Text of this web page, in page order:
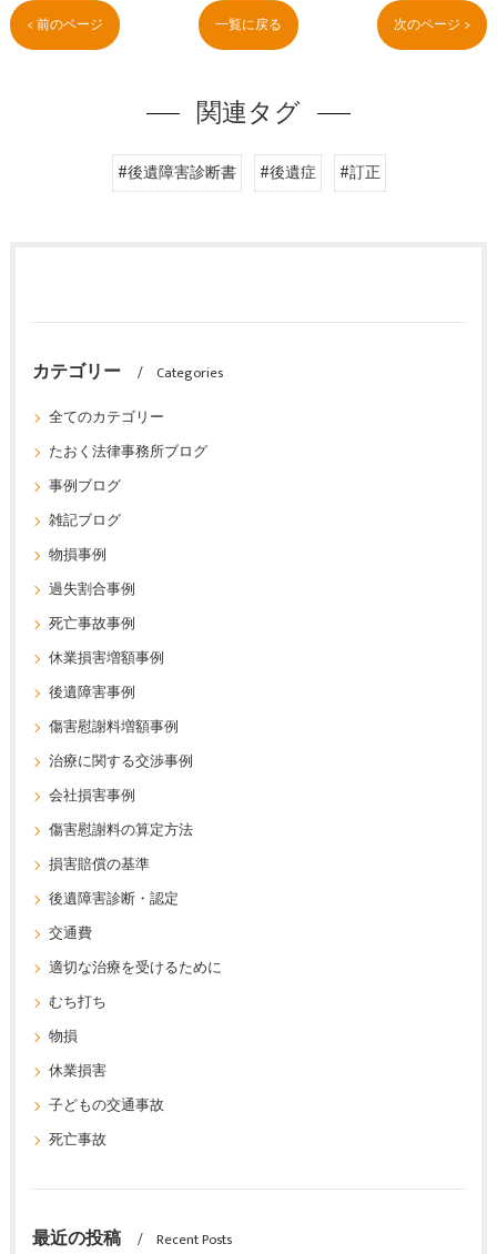
< 前のページ 一覧に戻る 次のページ >
関連タグ
#後遺障害診断書 #後遺症 #訂正
カテゴリー
Categories
全てのカテゴリー
たおく法律事務所ブログ
事例ブログ
雑記ブログ
物損事例
過失割合事例
死亡事故事例
休業損害増額事例
後遺障害事例
傷害慰謝料増額事例
治療に関する交渉事例
会社損害事例
傷害慰謝料の算定方法
損害賠償の基準
後遺障害診断・認定
交通費
適切な治療を受けるために
むち打ち
物損
休業損害
子どもの交通事故
死亡事故
最近の投稿 Recent Posts